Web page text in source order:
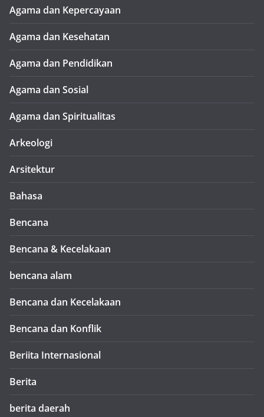
Agama dan Kepercayaan
Agama dan Kesehatan
Agama dan Pendidikan
Agama dan Sosial
Agama dan Spiritualitas
Arkeologi
Arsitektur
Bahasa
Bencana
Bencana & Kecelakaan
bencana alam
Bencana dan Kecelakaan
Bencana dan Konflik
Beriita Internasional
Berita
berita daerah